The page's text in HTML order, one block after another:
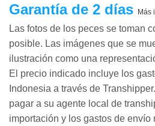
Garantía de 2 días Más
Las fotos de los peces se toman
posible. Las imágenes que se
ilustración como una
El precio indicado incluye los
Indonesia a través de
pagar a su agente local de
importación y los gastos de envío